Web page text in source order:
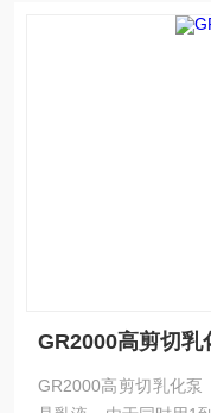
GR2000高剪切乳
GR2000高剪切乳化泵